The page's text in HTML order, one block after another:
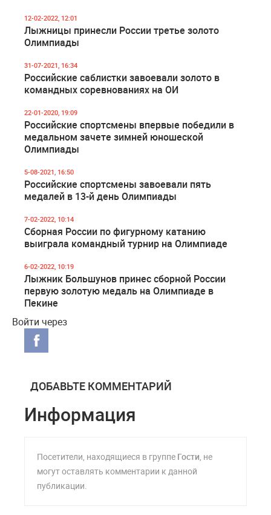
12-02-2022, 12:01
Лыжницы принесли России третье золото
Олимпиады
31-07-2021, 16:34
Российские саблистки завоевали золото в
командных соревнованиях на ОИ
22-01-2020, 19:09
Российские спортсмены впервые победили в
медальном зачете зимней юношеской
Олимпиады
5-08-2021, 16:50
Российские спортсмены завоевали пять
медалей в 13-й день Олимпиады
7-02-2022, 10:14
Сборная России по фигурному катанию
выиграла командный турнир на Олимпиаде
6-02-2022, 10:19
Лыжник Большунов принес сборной России
первую золотую медаль на Олимпиаде в
Пекине
Войти через
ДОБАВЬТЕ КОММЕНТАРИЙ
Информация
Посетители, находящиеся в группе Гости, не
могут оставлять комментарии к данной
публикации.